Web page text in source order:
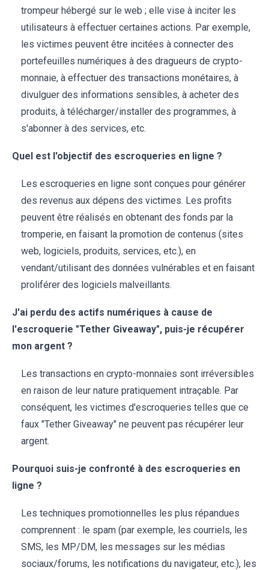
trompeur hébergé sur le web ; elle vise à inciter les
utilisateurs à effectuer certaines actions. Par exemple,
les victimes peuvent être incitées à connecter des
portefeuilles numériques à des dragueurs de crypto-
monnaie, à effectuer des transactions monétaires, à
divulguer des informations sensibles, à acheter des
produits, à télécharger/installer des programmes, à
s'abonner à des services, etc.
Quel est l'objectif des escroqueries en ligne ?
Les escroqueries en ligne sont conçues pour générer
des revenus aux dépens des victimes. Les profits
peuvent être réalisés en obtenant des fonds par la
tromperie, en faisant la promotion de contenus (sites
web, logiciels, produits, services, etc.), en
vendant/utilisant des données vulnérables et en faisant
proliférer des logiciels malveillants.
J'ai perdu des actifs numériques à cause de
l'escroquerie "Tether Giveaway", puis-je récupérer
mon argent ?
Les transactions en crypto-monnaies sont irréversibles
en raison de leur nature pratiquement intraçable. Par
conséquent, les victimes d'escroqueries telles que ce
faux "Tether Giveaway" ne peuvent pas récupérer leur
argent.
Pourquoi suis-je confronté à des escroqueries en
ligne ?
Les techniques promotionnelles les plus répandues
comprennent : le spam (par exemple, les courriels, les
SMS, les MP/DM, les messages sur les médias
sociaux/forums, les notifications du navigateur, etc.), les